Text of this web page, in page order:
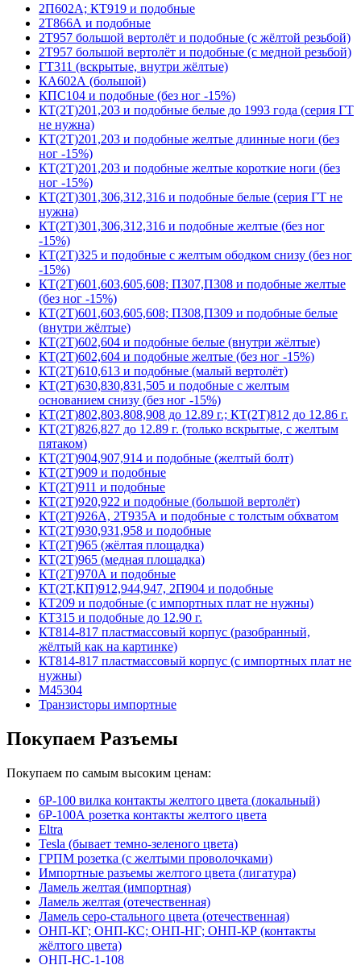
2П602А; КТ919 и подобные
2Т866А и подобные
2Т957 большой вертолёт и подобные (с жёлтой резьбой)
2Т957 большой вертолёт и подобные (с медной резьбой)
ГТ311 (вскрытые, внутри жёлтые)
КА602А (большой)
КПС104 и подобные (без ног -15%)
КТ(2Т)201,203 и подобные белые до 1993 года (серия ГТ
не нужна)
КТ(2Т)201,203 и подобные желтые длинные ноги (без
ног -15%)
КТ(2Т)201,203 и подобные желтые короткие ноги (без
ног -15%)
КТ(2Т)301,306,312,316 и подобные белые (серия ГТ не
нужна)
КТ(2Т)301,306,312,316 и подобные желтые (без ног
-15%)
КТ(2Т)325 и подобные с желтым ободком снизу (без ног
-15%)
КТ(2Т)601,603,605,608; П307,П308 и подобные желтые
(без ног -15%)
КТ(2Т)601,603,605,608; П308,П309 и подобные белые
(внутри жёлтые)
КТ(2Т)602,604 и подобные белые (внутри жёлтые)
КТ(2Т)602,604 и подобные желтые (без ног -15%)
КТ(2Т)610,613 и подобные (малый вертолёт)
КТ(2Т)630,830,831,505 и подобные с желтым
основанием снизу (без ног -15%)
КТ(2Т)802,803,808,908 до 12.89 г.; КТ(2Т)812 до 12.86 г.
КТ(2Т)826,827 до 12.89 г. (только вскрытые, с желтым
пятаком)
КТ(2Т)904,907,914 и подобные (желтый болт)
КТ(2Т)909 и подобные
КТ(2Т)911 и подобные
КТ(2Т)920,922 и подобные (большой вертолёт)
КТ(2Т)926А, 2Т935А и подобные с толстым обхватом
КТ(2Т)930,931,958 и подобные
КТ(2Т)965 (жёлтая площадка)
КТ(2Т)965 (медная площадка)
КТ(2Т)970А и подобные
КТ(2Т,КП)912,944,947, 2П904 и подобные
КТ209 и подобные (с импортных плат не нужны)
КТ315 и подобные до 12.90 г.
КТ814-817 пластмассовый корпус (разобранный,
жёлтый как на картинке)
КТ814-817 пластмассовый корпус (с импортных плат не
нужны)
М45304
Транзисторы импортные
Покупаем Разъемы
Покупаем по самым высоким ценам:
6Р-100 вилка контакты желтого цвета (локальный)
6Р-100А розетка контакты желтого цвета
Eltra
Tesla (бывает темно-зеленого цвета)
ГРПМ розетка (с желтыми проволочками)
Импортные разъемы желтого цвета (лигатура)
Ламель желтая (импортная)
Ламель желтая (отечественная)
Ламель серо-стального цвета (отечественная)
ОНП-КГ; ОНП-КС; ОНП-НГ; ОНП-КР (контакты
жёлтого цвета)
ОНП-НС-1-108